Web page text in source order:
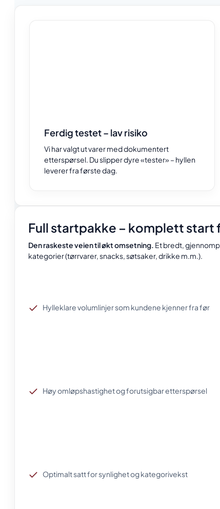
Ferdig testet – lav risiko
Vi har valgt ut varer med dokumentert
etterspørsel. Du slipper dyre «tester» – hyllen
leverer fra første dag.
Full startpakke – komplett start
Den raskeste veien til økt omsetning. Et bredt,
kategorier (tørrvarer, snacks, søtsaker, drikke m.m.).
Hylleklare volumlinjer som kundene kjenner fra før
Høy omløpshastighet og forutsigbar etterspørsel
Optimalt satt for synlighet og kategorivekst